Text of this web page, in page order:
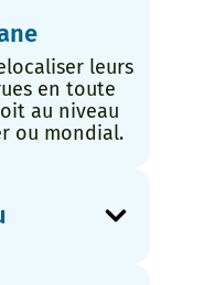
leurs
en toute
au niveau
ou mondial.